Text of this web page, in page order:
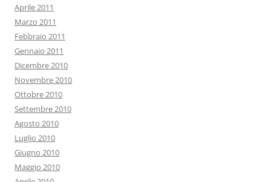
Aprile 2011
Marzo 2011
Febbraio 2011
Gennaio 2011
Dicembre 2010
Novembre 2010
Ottobre 2010
Settembre 2010
Agosto 2010
Luglio 2010
Giugno 2010
Maggio 2010